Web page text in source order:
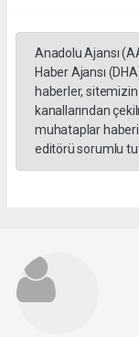
Anadolu Ajansı
Haber Ajansı
haberler,
kanallarından
muhataplar
editörü sorumlu